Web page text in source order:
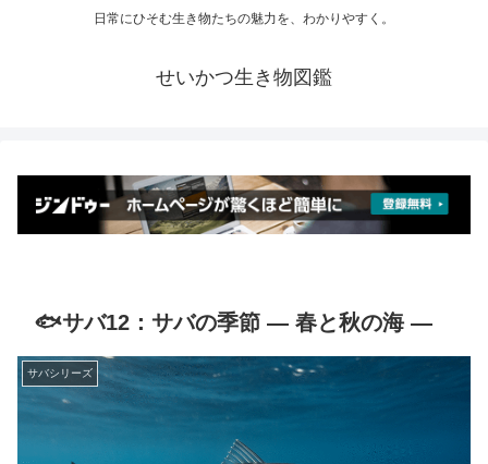
日常にひそむ生き物たちの魅力を、わかりやすく。
せいかつ生き物図鑑
🐟サバ12：サバの季節 ― 春と秋の海 ―
サバシリーズ